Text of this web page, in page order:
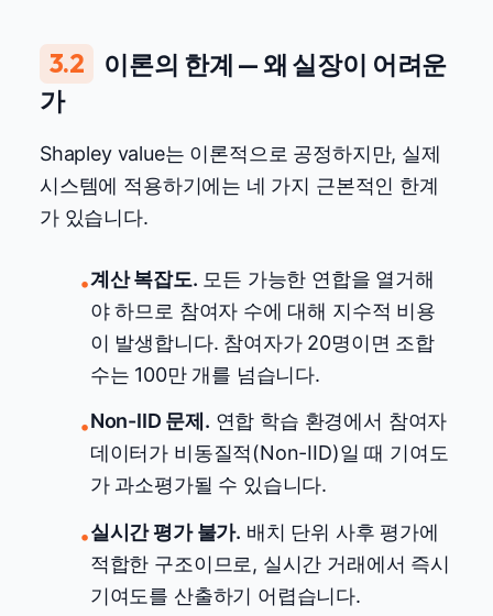
3.2
이론의 한계 — 왜 실장이 어려운
가
Shapley value는 이론적으로 공정하지만, 실제
시스템에 적용하기에는 네 가지 근본적인 한계
가 있습니다.
•계산 복잡도. 모든 가능한 연합을 열거해
야 하므로 참여자 수에 대해 지수적 비용
이 발생합니다. 참여자가 20명이면 조합
수는 100만 개를 넘습니다.
•Non-IID 문제. 연합 학습 환경에서 참여자
데이터가 비동질적(Non-IID)일 때 기여도
가 과소평가될 수 있습니다.
•실시간 평가 불가. 배치 단위 사후 평가에
적합한 구조이므로, 실시간 거래에서 즉시
기여도를 산출하기 어렵습니다.